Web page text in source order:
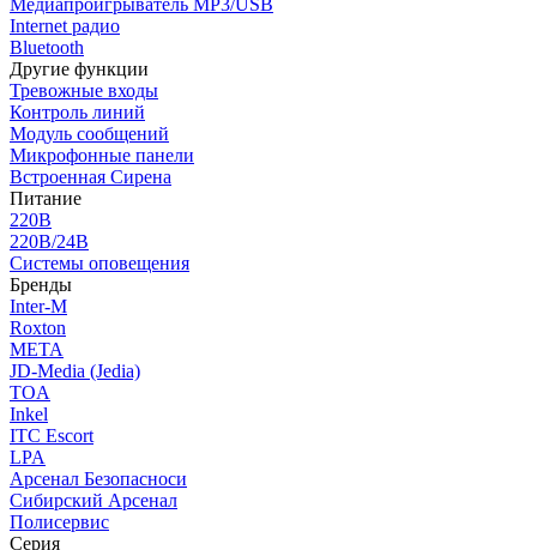
Медиапроигрыватель MP3/USB
Internet радио
Bluetooth
Другие функции
Тревожные входы
Контроль линий
Модуль сообщений
Микрофонные панели
Встроенная Сирена
Питание
220В
220В/24В
Системы оповещения
Бренды
Inter-M
Roxton
МЕТА
JD-Media (Jedia)
TOA
Inkel
ITC Escort
LPA
Арсенал Безопасноси
Сибирский Арсенал
Полисервис
Серия